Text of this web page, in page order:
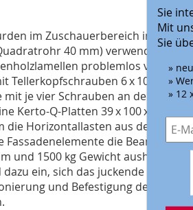
im Zuschauerbereich innen
40 mm) verwendet.
problemlos von
Tellerkopfschrauben 6 x 100 mm
je vier Schrauben an den
Kerto-Q-Platten 39 x 100 x 120 mm
Horizontallasten aus der
Fassadenelemente die
und 1500 kg Gewicht aushalten
ein, sich das juckende
und Befestigung der
Sie
Mit
Sie
»
»
» 12